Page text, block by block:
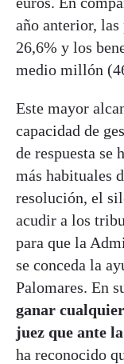
año anterior, las
26,6% y los
medio millón
Este mayor
capacidad de
de respuesta se
más habituales
resolución, el
acudir a los
para que la
se conceda la
Palomares. En
ganar
juez que ante
ha reconocido